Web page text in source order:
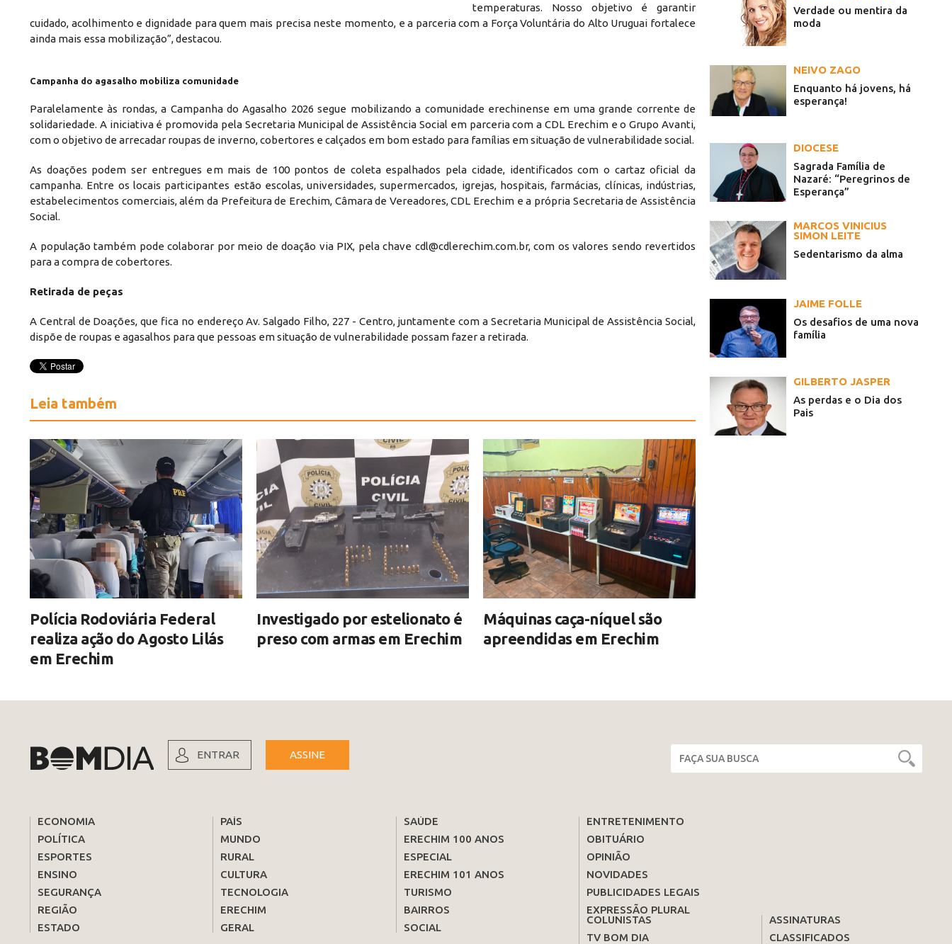
temperaturas. Nosso objetivo é garantir
cuidado, acolhimento e dignidade para quem mais precisa neste momento, e a parceria com a Força Voluntária do Alto Uruguai fortalece
ainda mais essa mobilização”, destacou.
Campanha do agasalho mobiliza comunidade
Paralelamente às rondas, a Campanha do Agasalho 2026 segue mobilizando a comunidade erechinense em uma grande corrente de
solidariedade. A iniciativa é promovida pela Secretaria Municipal de Assistência Social em parceria com a CDL Erechim e o Grupo Avanti,
com o objetivo de arrecadar roupas de inverno, cobertores e calçados em bom estado para famílias em situação de vulnerabilidade social.
As doações podem ser entregues em mais de 100 pontos de coleta espalhados pela cidade, identificados com o cartaz oficial da
campanha. Entre os locais participantes estão escolas, universidades, supermercados, igrejas, hospitais, farmácias, clínicas, indústrias,
estabelecimentos comerciais, além da Prefeitura de Erechim, Câmara de Vereadores, CDL Erechim e a própria Secretaria de Assistência
Social.
A população também pode colaborar por meio de doação via PIX, pela chave cdl@cdlerechim.com.br, com os valores sendo revertidos
para a compra de cobertores.
Retirada de peças
A Central de Doações, que fica no endereço Av. Salgado Filho, 227 - Centro, juntamente com a Secretaria Municipal de Assistência Social,
dispõe de roupas e agasalhos para que pessoas em situação de vulnerabilidade possam fazer a retirada.
Leia também
Polícia Rodoviária Federal
realiza ação do Agosto Lilás
em Erechim
Investigado por estelionato é
preso com armas em Erechim
Máquinas caça-níquel são
apreendidas em Erechim
Verdade ou mentira da
moda
NEIVO ZAGO
Enquanto há jovens, há
esperança!
DIOCESE
Sagrada Família de
Nazaré: “Peregrinos de
Esperança”
MARCOS VINICIUS
SIMON LEITE
Sedentarismo da alma
JAIME FOLLE
Os desafios de uma nova
família
GILBERTO JASPER
As perdas e o Dia dos
Pais
ENTRAR ASSINE
ECONOMIA
POLÍTICA
ESPORTES
ENSINO
SEGURANÇA
REGIÃO
ESTADO
PAÍS
MUNDO
RURAL
CULTURA
TECNOLOGIA
ERECHIM
GERAL
SAÚDE
ERECHIM 100 ANOS
ESPECIAL
ERECHIM 101 ANOS
TURISMO
BAIRROS
SOCIAL
ENTRETENIMENTO
OBITUÁRIO
OPINIÃO
NOVIDADES
PUBLICIDADES LEGAIS
EXPRESSÃO PLURAL
COLUNISTAS
TV BOM DIA
ASSINATURAS
CLASSIFICADOS